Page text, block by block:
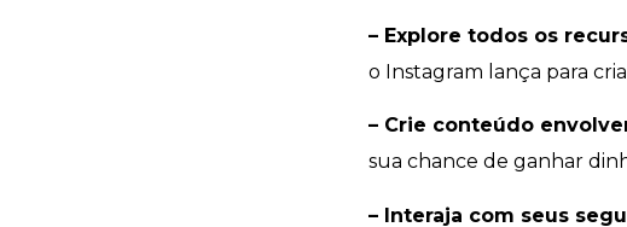
– Explore todos os
o Instagram lança para
– Crie conteúdo
sua chance de ganhar
– Interaja com seus